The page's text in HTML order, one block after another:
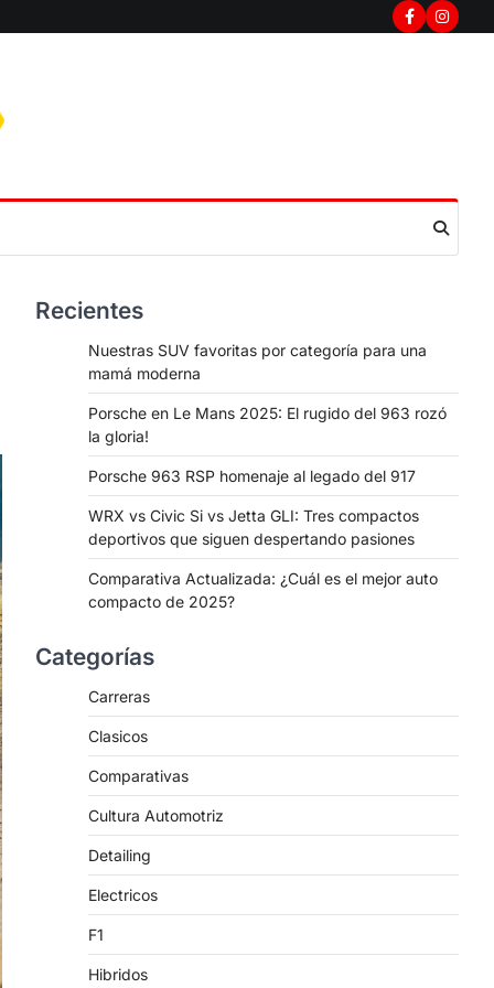
Facebook
Recientes
Nuestras SUV favoritas por categoría para una
mamá moderna
Porsche en Le Mans 2025: El rugido del 963 rozó
la gloria!
Porsche 963 RSP homenaje al legado del 917
WRX vs Civic Si vs Jetta GLI: Tres compactos
deportivos que siguen despertando pasiones
Comparativa Actualizada: ¿Cuál es el mejor auto
compacto de 2025?
Categorías
Carreras
Clasicos
Comparativas
Cultura Automotriz
Detailing
Electricos
F1
Hibridos